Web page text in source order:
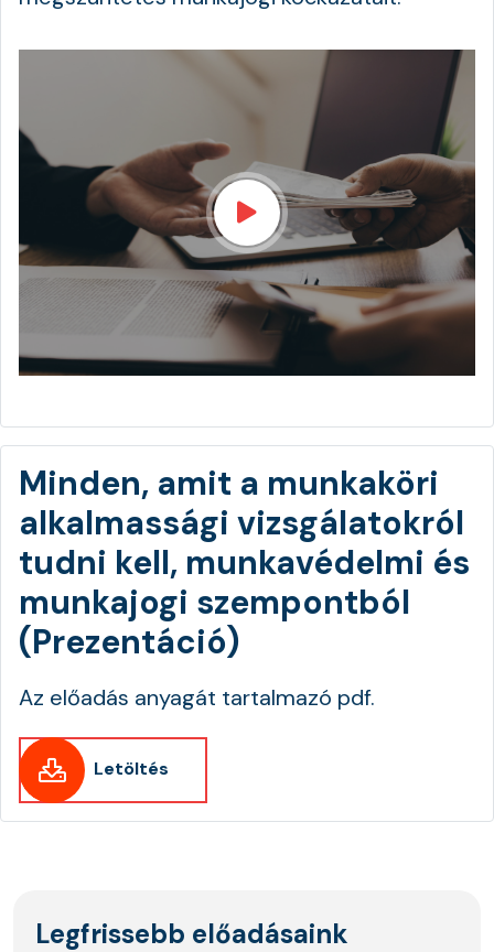
Minden, amit a munkaköri
alkalmassági vizsgálatokról
tudni kell, munkavédelmi és
munkajogi szempontból
(Prezentáció)
Az előadás anyagát tartalmazó pdf.
Letöltés
Legfrissebb előadásaink